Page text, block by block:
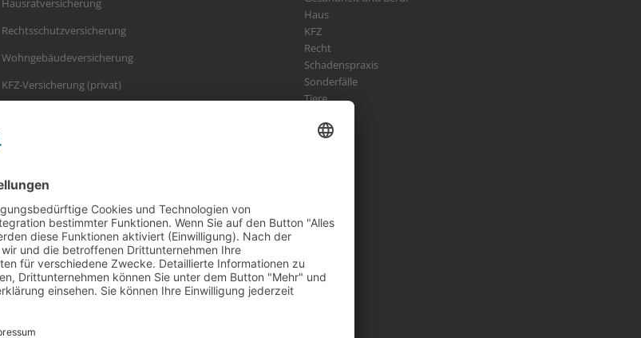
Hausratversicherung
Rechtsschutzversicherung
Wohngebäudeversicherung
KFZ-Versicherung (privat)
E-Bike
Gewerberechtsschutz
Betriebsinhalt/-schließung/-unterbrechung
Betriebsgebäude
Transport / Verkehrshaftung / Werkverkehr
Maschinen- / Elektronik- /
Haus
KFZ
Recht
Schadenspraxis
Sonderfälle
Tiere